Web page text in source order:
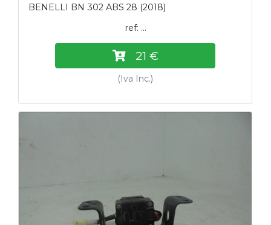
BENELLI BN 302 ABS 28 (2018)
ref: ...
21 €
(Iva Inc.)